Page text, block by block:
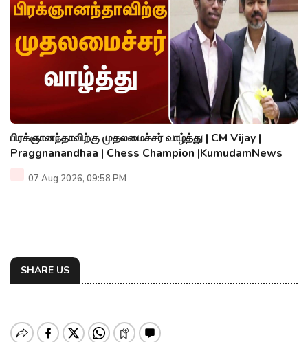
பிரக்ஞானந்தாவிற்கு முதலமைச்சர் வாழ்த்து | CM Vijay |
Praggnanandhaa | Chess Champion |KumudamNews
07 Aug 2026, 09:58 PM
SHARE US